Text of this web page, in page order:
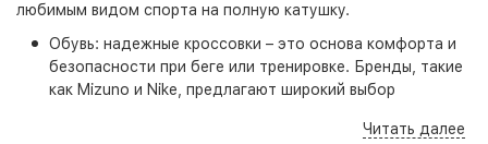
любимым видом спорта на полную катушку.
Обувь: надежные кроссовки – это основа комфорта и
безопасности при беге или тренировке. Бренды, такие
как Mizuno и Nike, предлагают широкий выбор
Читать далее